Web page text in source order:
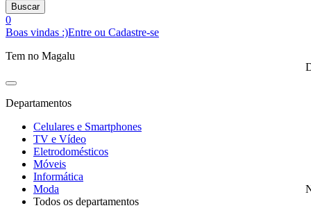
Buscar
0
Boas vindas :)Entre ou Cadastre-se
Tem no Magalu
Departamentos
Celulares e Smartphones
TV e Vídeo
Eletrodomésticos
Móveis
Informática
Moda
Todos os departamentos